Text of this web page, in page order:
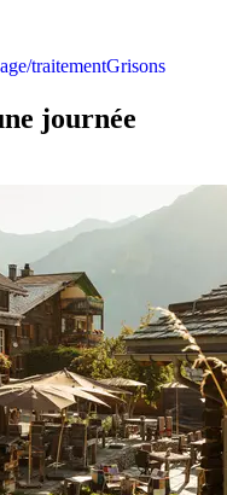
traitementGrisons
journée